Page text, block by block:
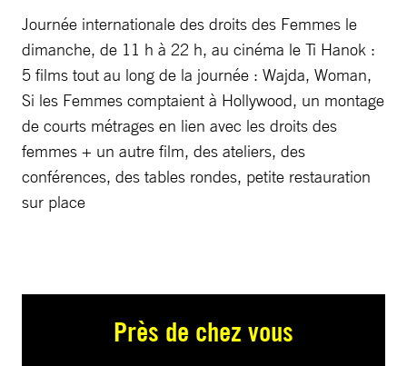
Journée internationale des droits des Femmes le
dimanche, de 11 h à 22 h, au cinéma le Ti Hanok :
5 films tout au long de la journée : Wajda, Woman,
Si les Femmes comptaient à Hollywood, un montage
de courts métrages en lien avec les droits des
femmes + un autre film, des ateliers, des
conférences, des tables rondes, petite restauration
sur place
Près de chez vous